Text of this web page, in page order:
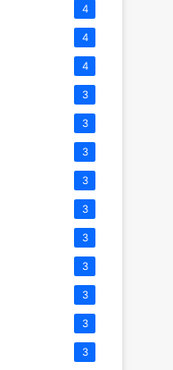
4
4
4
3
3
3
3
3
3
3
3
3
3